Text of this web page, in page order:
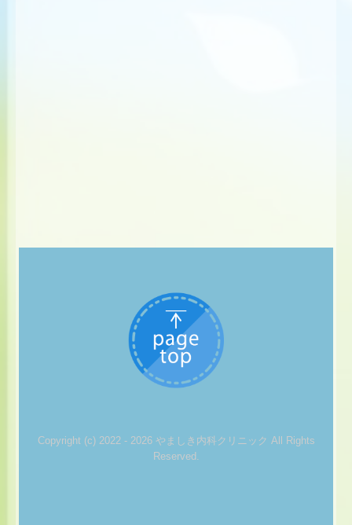
Copyright (c) 2022 - 2026 やましき内科クリニック All Rights
Reserved.